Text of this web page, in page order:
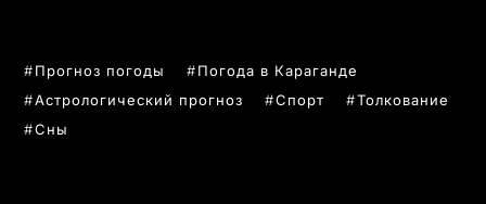
Прогноз погоды
Погода в Караганде
Астрологический прогноз
Спорт
Толкование
Сны